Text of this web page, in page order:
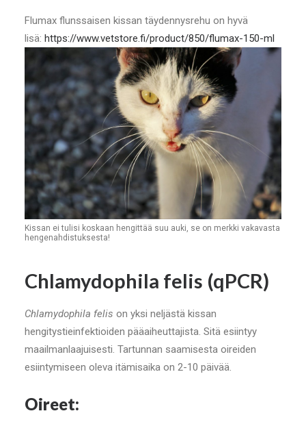
Flumax flunssaisen kissan täydennysrehu on hyvä
lisä: https://www.vetstore.fi/product/850/flumax-150-ml
Kissan ei tulisi koskaan hengittää suu auki, se on merkki vakavasta
hengenahdistuksesta!
Chlamydophila felis (qPCR)
Chlamydophila felis on yksi neljästä kissan
hengitystieinfektioiden pääaiheuttajista. Sitä esiintyy
maailmanlaajuisesti. Tartunnan saamisesta oireiden
esiintymiseen oleva itämisaika on 2-10 päivää.
Oireet: